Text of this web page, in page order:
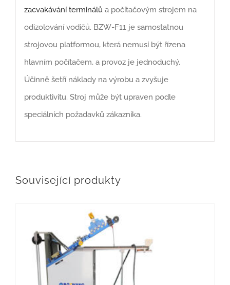
zacvakávání terminálůa počítačovým strojem na
odizolování vodičů. BZW-F11 je samostatnou
strojovou platformou, která nemusí být řízena
hlavním počítačem, a provoz je jednoduchý.
Účinně šetří náklady na výrobu a zvyšuje
produktivitu. Stroj může být upraven podle
speciálních požadavků zákazníka.
Související produkty